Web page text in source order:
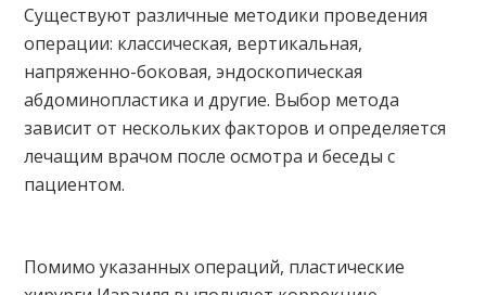
Существуют различные методики проведения
операции: классическая, вертикальная,
напряженно-боковая, эндоскопическая
абдоминопластика и другие. Выбор метода
зависит от нескольких факторов и определяется
лечащим врачом после осмотра и беседы с
пациентом.
Помимо указанных операций, пластические